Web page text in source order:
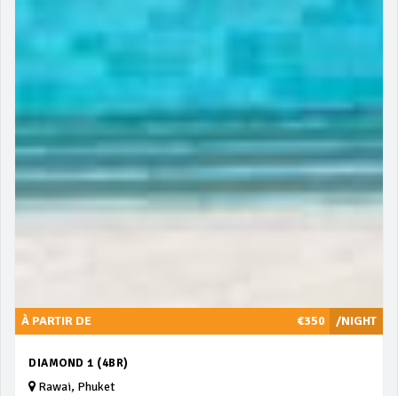
/NIGHT
À PARTIR DE €350
DIAMOND 1 (4BR)
Rawai, Phuket